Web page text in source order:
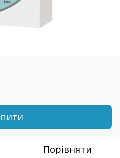
Порівняти